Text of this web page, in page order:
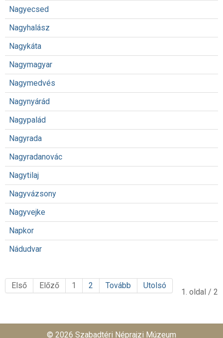
Nagyecsed
Nagyhalász
Nagykáta
Nagymagyar
Nagymedvés
Nagynyárád
Nagypalád
Nagyrada
Nagyradanovác
Nagytilaj
Nagyvázsony
Nagyvejke
Napkor
Nádudvar
1. oldal / 2
Első Előző 1 2 Tovább Utolsó
© 2026 Szabadtéri Néprajzi Múzeum